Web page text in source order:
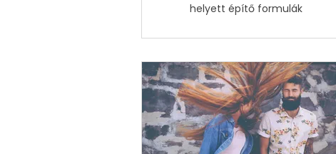
helyett építő formulák